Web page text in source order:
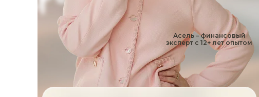
Асель – финансовый
эксперт с 12+ лет опытом